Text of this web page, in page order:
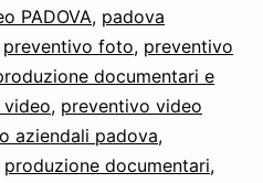
PADOVA, padova
preventivo foto, preventivo
documentari e
, preventivo video
aziendali padova,
produzione documentari,